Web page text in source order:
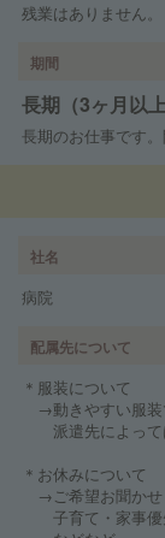
残業はありません。
期間
長期（3ヶ月以上
長期のお仕事です
社名
病院
配属先について
＊服装について
→動きやすい服装
派遣先によって
＊お休みについて
→ご希望お聞かせ
子育て・家事優